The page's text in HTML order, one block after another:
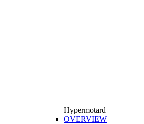
Hypermotard
OVERVIEW